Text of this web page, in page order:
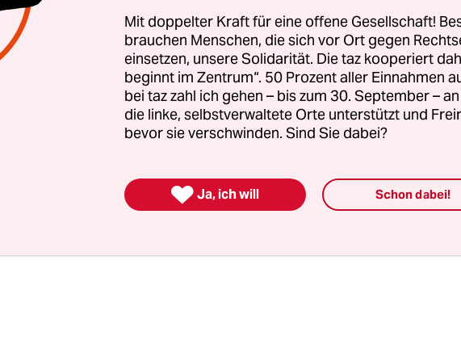
zu seinem Namen gebe. Schwenck sei in einen
des Flughafens gebracht worden.
Mit doppelter Kraft für eine offene Gesellschaft!
brauchen Menschen, die sich vor Ort gegen
einsetzen, unsere Solidarität. Die taz kooperiert
beginnt im Zentrum“. 50 Prozent aller Einnahmen
bei taz zahl ich gehen – bis zum 30. September –
die linke, selbstverwaltete Orte unterstützt und
bevor sie verschwinden. Sind Sie dabei?
 Ja, ich will Schon dabei!